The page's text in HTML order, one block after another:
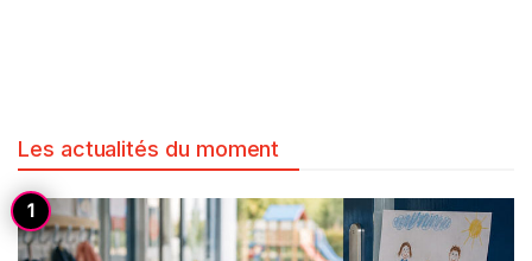
Les actualités du moment